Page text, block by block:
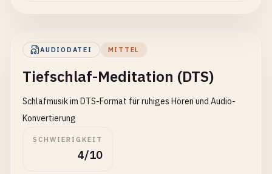
AUDIODATEI MITTEL
Tiefschlaf-Meditation (DTS)
Schlafmusik im DTS-Format für ruhiges Hören und Audio-
Konvertierung
SCHWIERIGKEIT
4/10